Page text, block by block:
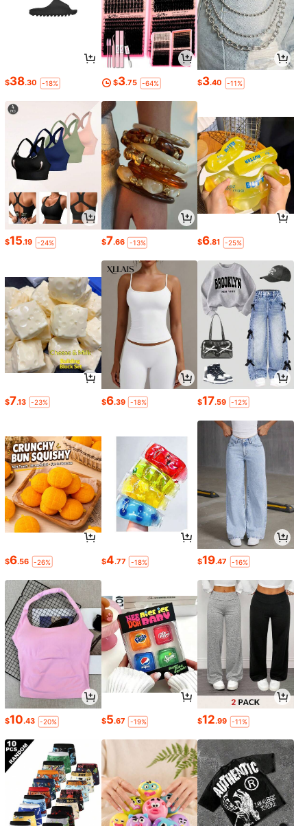
$38.30 -18% $3.75 -64% $3.40 -11%
$15.19 -24% $7.66 -13% $6.81 -25%
$7.13 -23% $6.39 -18% $17.59 -12%
$6.56 -26% $4.77 -18% $19.47 -16%
$10.43 -20% $5.67 -19% $12.99 -11%